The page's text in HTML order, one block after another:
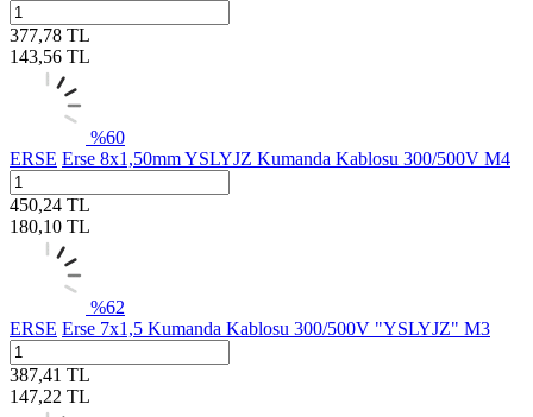
377,78 TL
143,56 TL
%60
ERSE Erse 8x1,50mm YSLYJZ Kumanda Kablosu 300/500V M4
450,24 TL
180,10 TL
%62
ERSE Erse 7x1,5 Kumanda Kablosu 300/500V "YSLYJZ" M3
387,41 TL
147,22 TL